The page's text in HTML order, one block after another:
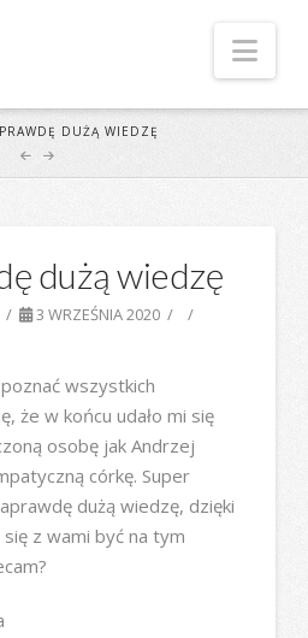
DUŻĄ WIEDZĘ
dużą wiedzę
3 WRZEŚNIA 2020
wszystkich
że w końcu udało mi się
osobę jak Andrzej
córkę. Super
dużą wiedzę, dzięki
się z wami być na tym